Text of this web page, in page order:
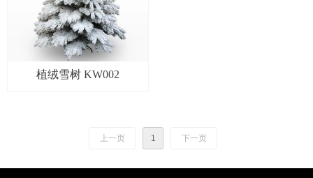
植绒雪树 KW002
上一页 1 下一页